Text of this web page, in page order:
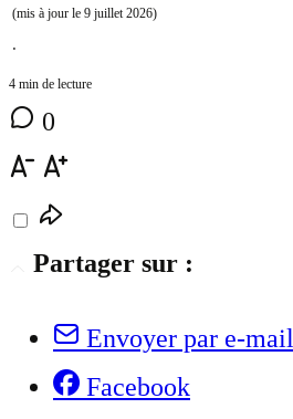
(mis à jour le 9 juillet 2026)
⋅
4 min de lecture
0
Partager sur :
Envoyer par e-mail
Facebook